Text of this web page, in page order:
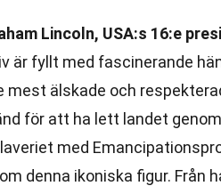
Lincoln, USA:s 16:e
är fyllt med fascinerande
mest älskade och
för att ha lett landet
med
denna ikoniska figur. Från